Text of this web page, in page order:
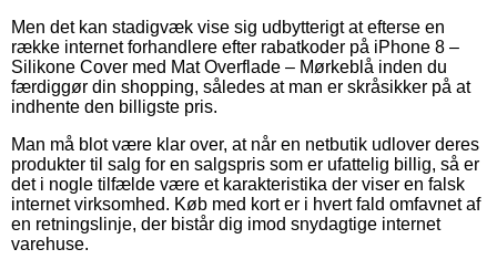
Men det kan stadigvæk vise sig udbytterigt at efterse en
række internet forhandlere efter rabatkoder på iPhone 8 –
Silikone Cover med Mat Overflade – Mørkeblå inden du
færdiggør din shopping, således at man er skråsikker på at
indhente den billigste pris.
Man må blot være klar over, at når en netbutik udlover deres
produkter til salg for en salgspris som er ufattelig billig, så er
det i nogle tilfælde være et karakteristika der viser en falsk
internet virksomhed. Køb med kort er i hvert fald omfavnet af
en retningslinje, der bistår dig imod snydagtige internet
varehuse.